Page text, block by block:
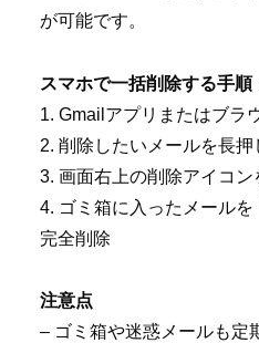
が可能です。
スマホで一括削除する手順
1. Gmailアプリまたはブラ
2. 削除したいメールを長押
3. 画面右上の削除アイコン
4. ゴミ箱に入ったメール
完全削除
注意点
– ゴミ箱や迷惑メールも定